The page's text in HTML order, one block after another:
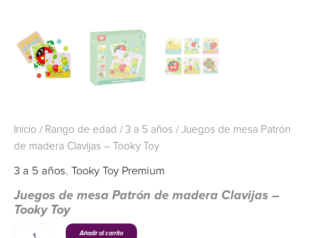
Inicio / Rango de edad / 3 a 5 años / Juegos de mesa Patrón
de madera Clavijas – Tooky Toy
3 a 5 años, Tooky Toy Premium
Juegos de mesa Patrón de madera Clavijas –
Tooky Toy
Añadir al carrito